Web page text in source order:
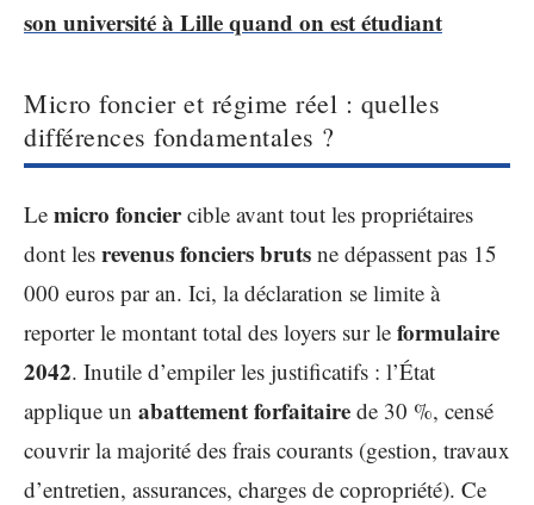
son université à Lille quand on est étudiant
Micro foncier et régime réel : quelles
différences fondamentales ?
Le micro fonciercible avant tout les propriétaires
dont les revenus fonciers bruts ne dépassent pas 15
000 euros par an. Ici, la déclaration se limite à
reporter le montant total des loyers sur le formulaire
2042. Inutile d’empiler les justificatifs : l’État
applique un abattement forfaitaire de 30 %, censé
couvrir la majorité des frais courants (gestion, travaux
d’entretien, assurances, charges de copropriété). Ce